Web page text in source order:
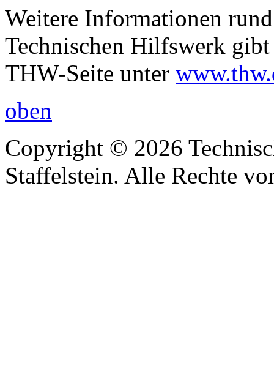
Weitere Informationen
Technischen Hilfswerk
THW-Seite unter
oben
Copyright © 2026
Staffelstein. Alle Rechte